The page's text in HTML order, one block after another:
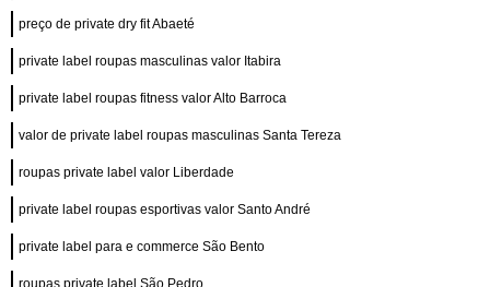
preço de private dry fit Abaeté
private label roupas masculinas valor Itabira
private label roupas fitness valor Alto Barroca
valor de private label roupas masculinas Santa Tereza
roupas private label valor Liberdade
private label roupas esportivas valor Santo André
private label para e commerce São Bento
roupas private label São Pedro